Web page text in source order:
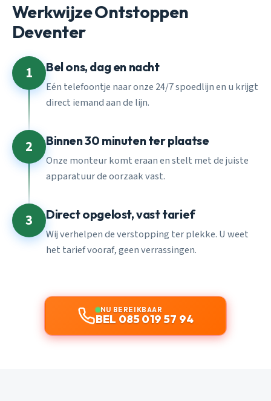
Werkwijze Ontstoppen
Deventer
1 Bel ons, dag en nacht
Eén telefoontje naar onze 24/7 spoedlijn en u krijgt
direct iemand aan de lijn.
2 Binnen 30 minuten ter plaatse
Onze monteur komt eraan en stelt met de juiste
apparatuur de oorzaak vast.
3 Direct opgelost, vast tarief
Wij verhelpen de verstopping ter plekke. U weet
het tarief vooraf, geen verrassingen.
NU BEREIKBAAR
BEL 085 019 57 94